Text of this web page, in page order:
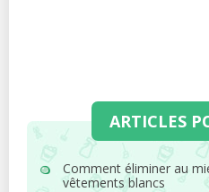
ARTICLES
Comment éliminer au
vêtements blancs